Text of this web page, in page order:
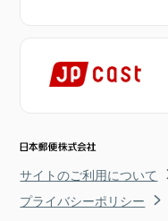
サイトのご利用について
プライバシーポリシー